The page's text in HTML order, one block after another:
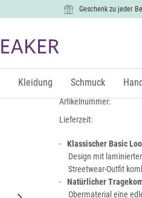
Geschenk zu jeder
Kleidung Schmuck
Baseball Cap
10,99 €
inkl.
Artikelnummer:
Lieferzeit:
Klassischer Basic
Design mit
Streetwear-Outfit
Natürlicher
Obermaterial eine